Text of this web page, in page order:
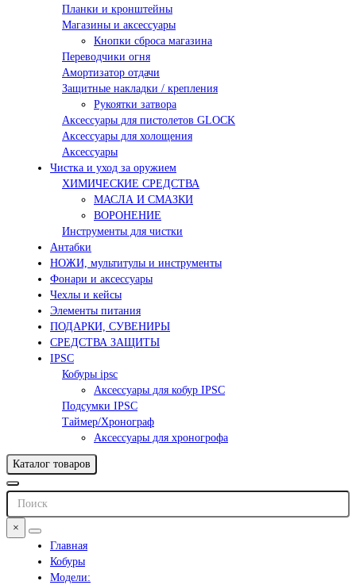
Планки и кронштейны
Магазины и аксессуары
Кнопки сброса магазина
Переводчики огня
Амортизатор отдачи
Защитные накладки / крепления
Рукоятки затвора
Аксессуары для пистолетов GLOCK
Аксессуары для холощения
Аксессуары
Чистка и уход за оружием
ХИМИЧЕСКИЕ СРЕДСТВА
МАСЛА И СМАЗКИ
ВОРОНЕНИЕ
Инструменты для чистки
Антабки
НОЖИ, мультитулы и инструменты
Фонари и аксессуары
Чехлы и кейсы
Элементы питания
ПОДАРКИ, СУВЕНИРЫ
СРЕДСТВА ЗАЩИТЫ
IPSC
Кобуры ipsc
Аксессуары для кобур IPSC
Подсумки IPSC
Таймер/Хронограф
Аксессуары для хроногрофа
Каталог товаров
×
Главная
Кобуры
Модели: